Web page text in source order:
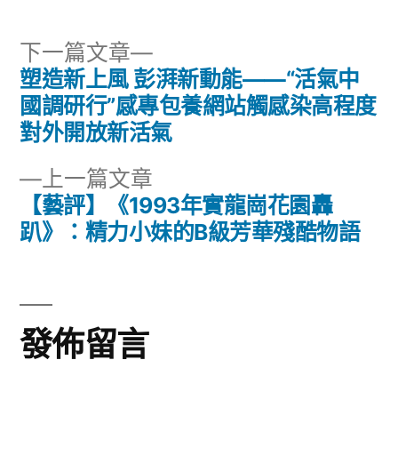
文
章
導
覽
上一篇文章
一
篇
【藝評】《1993年實龍崗花園轟
趴》：精力小妹的B級芳華殘酷物語
下一篇文章
下
一
篇
文
塑造新上風 彭湃新動能——“活氣中
國調研行”感專包養網站觸感染高程度
對外開放新活氣
發佈留言